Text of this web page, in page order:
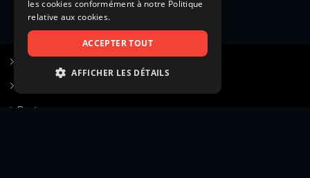
Poster une annonce
les cookies conformément à notre Politique
relative aux cookies.
ACCEPTER TOUT
AFFICHER LES DÉTAILS